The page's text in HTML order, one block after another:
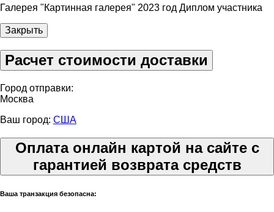
Галерея "Картинная галерея" 2023 год Диплом участника
Закрыть
Расчет стоимости доставки
Город отправки:
Москва
Ваш город: США
Оплата онлайн картой на сайте с
гарантией возврата средств
Ваша транзакция безопасна: